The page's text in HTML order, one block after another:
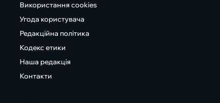
Використання cookies
Угода користувача
Редакційна політика
Кодекс етики
Наша редакція
Контакти